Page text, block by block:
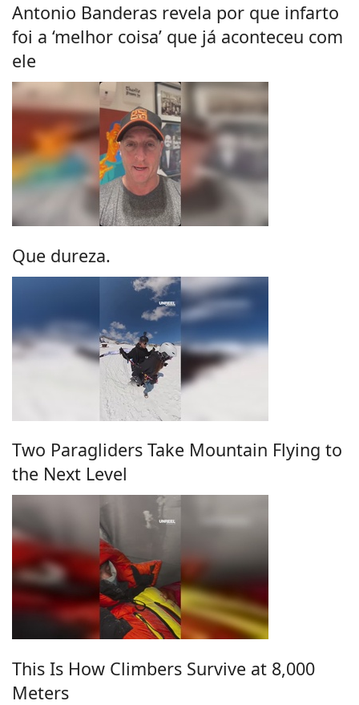
Antonio Banderas revela por que infarto
foi a ‘melhor coisa’ que já aconteceu com
ele
Que dureza.
Two Paragliders Take Mountain Flying to
the Next Level
This Is How Climbers Survive at 8,000
Meters